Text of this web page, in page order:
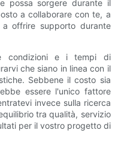
possa sorgere durante il
a collaborare con te, a
offrire supporto durante
condizioni e i tempi di
che siano in linea con il
Sebbene il costo sia
essere l'unico fattore
invece sulla ricerca
tra qualità, servizio
per il vostro progetto di